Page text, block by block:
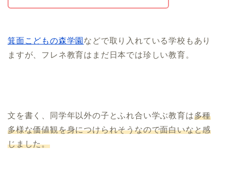
箕面こどもの森学園 などで取り入れている学校もあり
ますが、フレネ教育はまだ日本では珍しい教育。
文を書く、同学年以外の子とふれ合い学ぶ教育は多種
多様な価値観を身につけられそうなので面白いなと感
じました。